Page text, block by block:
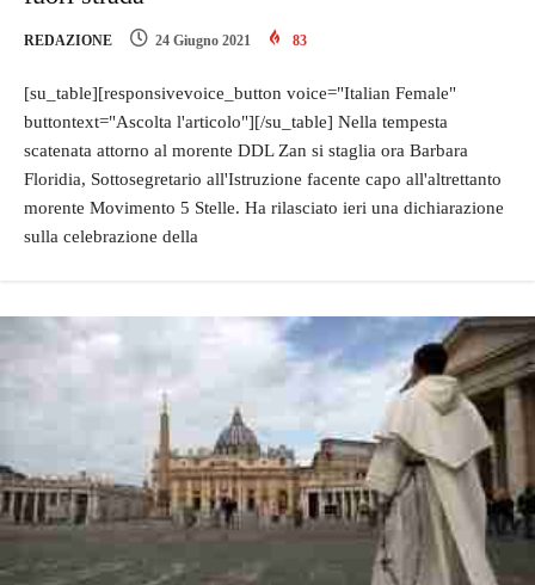
REDAZIONE 24 Giugno 2021 83
[su_table][responsivevoice_button voice="Italian Female"
buttontext="Ascolta l'articolo"][/su_table] Nella tempesta
scatenata attorno al morente DDL Zan si staglia ora Barbara
Floridia, Sottosegretario all'Istruzione facente capo all'altrettanto
morente Movimento 5 Stelle. Ha rilasciato ieri una dichiarazione
sulla celebrazione della